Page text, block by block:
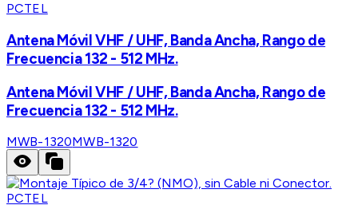
PCTEL
Antena Móvil VHF / UHF, Banda Ancha, Rango de
Frecuencia 132 - 512 MHz.
Antena Móvil VHF / UHF, Banda Ancha, Rango de
Frecuencia 132 - 512 MHz.
MWB-1320MWB-1320
PCTEL